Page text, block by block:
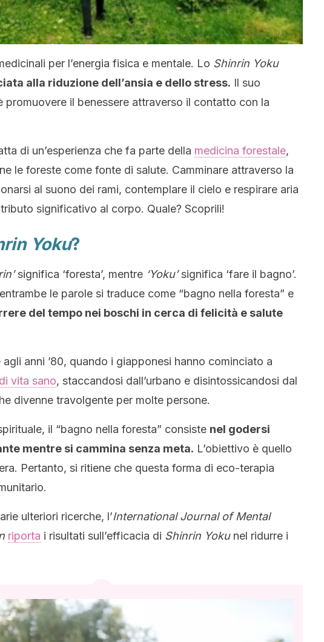
per l’energia fisica e mentale. Lo Shinrin Yoku
alla riduzione dell’ansia e dello stress. Il suo
promuovere il benessere attraverso il contatto con la
di un’esperienza che fa parte della medicina forestale,
le foreste come fonte di salute. Camminare attraverso la
al suono dei rami, contemplare il cielo e respirare aria
significativo al corpo. Quale? Scoprili!
Yoku?
significa ‘foresta’, mentre ‘Yoku’significa ‘fare il bagno’.
le parole si traduce come “bagno nella foresta” e
del tempo nei boschi in cerca di felicità e salute
anni ’80, quando i giapponesi hanno cominciato a
vita sano, staccandosi dall’urbano e disintossicandosi dal
divenne travolgente per molte persone.
il “bagno nella foresta” consiste nel godersi
mentre si cammina senza meta. L’obiettivo è quello
Pertanto, si ritiene che questa forma di eco-terapia
ulteriori ricerche, l’International Journal of Mental
riporta i risultati sull’efficacia di Shinrin Yokunel ridurre i